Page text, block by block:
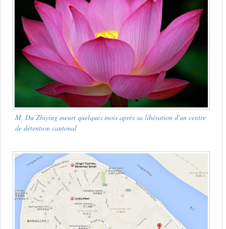
M. Du Zhiying meurt quelques mois après sa libération d'un centre
de détention cantonal